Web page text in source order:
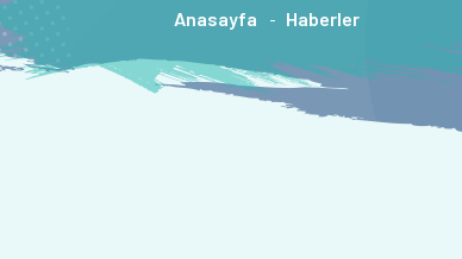
Anasayfa Haberler